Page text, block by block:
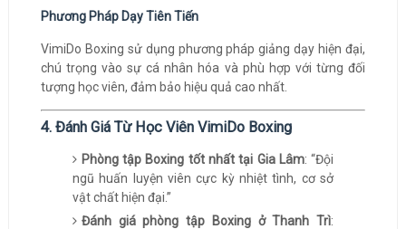
Phương Pháp Dạy Tiên Tiến
VimiDo Boxing sử dụng phương pháp giảng dạy hiện đại,
chú trọng vào sự cá nhân hóa và phù hợp với từng đối
tượng học viên, đảm bảo hiệu quả cao nhất.
4. Đánh Giá Từ Học Viên VimiDo Boxing
Phòng tập Boxing tốt nhất tại Gia Lâm: “Đội
ngũ huấn luyện viên cực kỳ nhiệt tình, cơ sở
vật chất hiện đại.”
Đánh giá phòng tập Boxing ở Thanh Trì: